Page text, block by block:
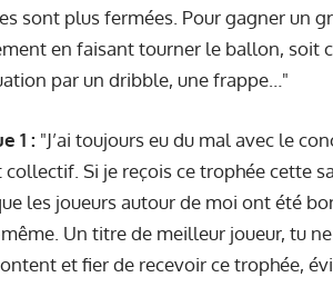
sont plus fermées. Pour gagner un
en faisant tourner le ballon, soit
par un dribble, une frappe…"
1 : "J’ai toujours eu du mal avec le
Si je reçois ce trophée cette
les joueurs autour de moi ont été
Un titre de meilleur joueur, tu ne
et fier de recevoir ce trophée,